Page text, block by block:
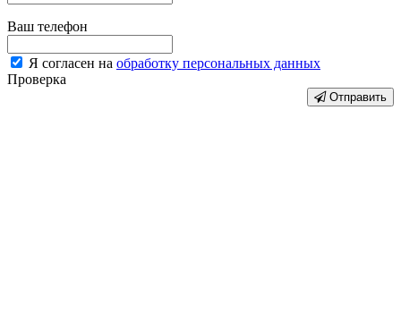
Ваш телефон
Я согласен на обработку персональных данных
Проверка
Отправить